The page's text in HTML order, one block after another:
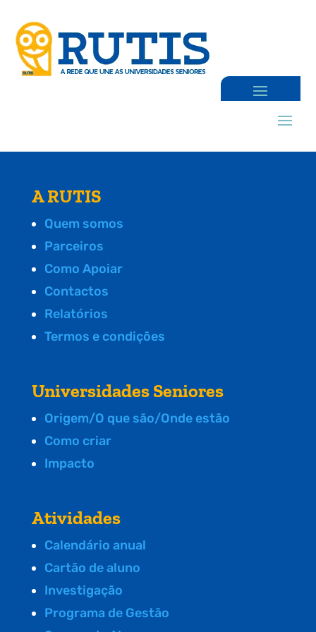
A RUTIS
Quem somos
Parceiros
Como Apoiar
Contactos
Relatórios
Termos e condições
Universidades Seniores
Origem/O que são/Onde estão
Como criar
Impacto
Atividades
Calendário anual
Cartão de aluno
Investigação
Programa de Gestão